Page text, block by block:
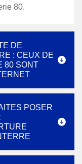
80.
DE
: CEUX DE
80 SONT
POSER